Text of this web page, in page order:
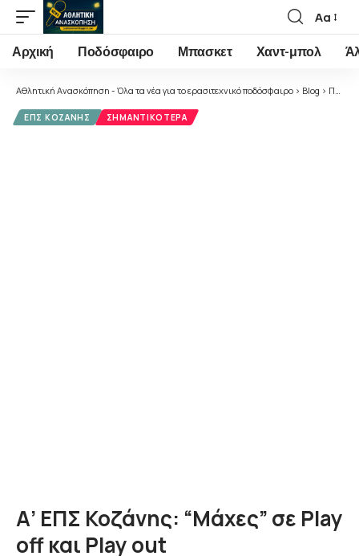
Font
Resizer
Αα
Αρχική Ποδόσφαιρο Μπασκετ Χαντ-μπολ
Αθλητική Ανασκόπηση - Όλα τα νέα για το ερασιτεχνικό ποδόσφαιρο > Blog > Ποδόσφαιρο
ΕΠΣ ΚΟΖΆΝΗΣ ΣΗΜΑΝΤΙΚΌΤΕΡΑ
Α’ ΕΠΣ Κοζάνης: “Μάχες” σε Play
off και Play out